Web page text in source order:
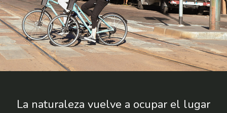
La naturaleza vuelve a ocupar el lugar